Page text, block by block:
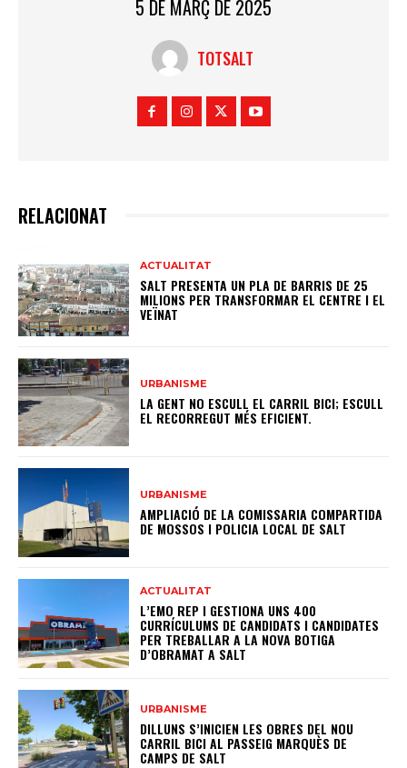
5 DE MARÇ DE 2025
TOTSALT
RELACIONAT
ACTUALITAT
SALT PRESENTA UN PLA DE BARRIS DE 25
MILIONS PER TRANSFORMAR EL CENTRE I EL
VEÏNAT
URBANISME
LA GENT NO ESCULL EL CARRIL BICI; ESCULL
EL RECORREGUT MÉS EFICIENT.
URBANISME
AMPLIACIÓ DE LA COMISSARIA COMPARTIDA
DE MOSSOS I POLICIA LOCAL DE SALT
ACTUALITAT
L’EMO REP I GESTIONA UNS 400
CURRÍCULUMS DE CANDIDATS I CANDIDATES
PER TREBALLAR A LA NOVA BOTIGA
D’OBRAMAT A SALT
URBANISME
DILLUNS S’INICIEN LES OBRES DEL NOU
CARRIL BICI AL PASSEIG MARQUÈS DE
CAMPS DE SALT